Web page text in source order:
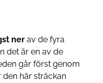
nerav de fyra
det är en av de
går först genom
den här sträckan